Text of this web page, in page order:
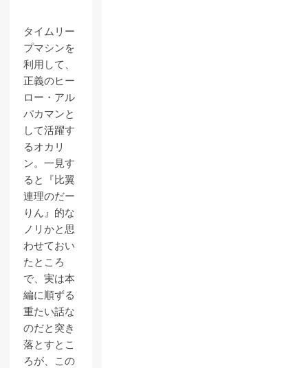
タイムリー
プマシンを
利用して、
正義のヒー
ロー・アル
パカマンと
して活躍す
るオカリ
ン。一見す
ると『比翼
連理のだー
りん』的な
ノリかと思
わせておい
たところ
で、実は本
編に順ずる
重たい話な
のだと突き
落とすとこ
ろが、この